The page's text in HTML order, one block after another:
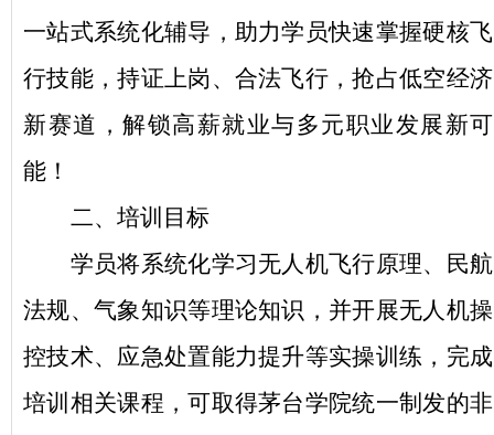
一站式系统化辅导，助力学员快速掌握硬核飞
行技能，持证上岗、合法飞行，抢占低空经济
新赛道，解锁高薪就业与多元职业发展新可
能！
二、培训目标
学员将系统化学习无人机飞行原理、民航
法规、气象知识等理论知识，并开展无人机操
控技术、应急处置能力提升等实操训练，完成
培训相关课程，可取得茅台学院统一制发的非